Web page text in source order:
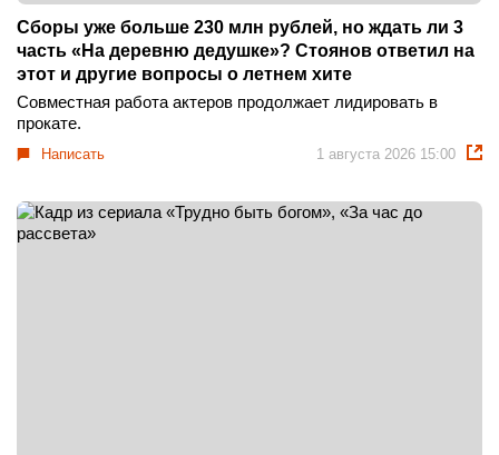
Сборы уже больше 230 млн рублей, но ждать ли 3
часть «На деревню дедушке»? Стоянов ответил на
этот и другие вопросы о летнем хите
Совместная работа актеров продолжает лидировать в
прокате.
Написать 1 августа 2026 15:00